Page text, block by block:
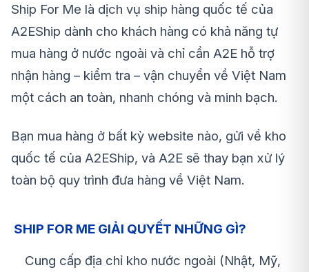
Ship For Me là dịch vụ ship hàng quốc tế của
A2EShip dành cho khách hàng có khả năng tự
mua hàng ở nước ngoài và chỉ cần A2E hỗ trợ
nhận hàng – kiểm tra – vận chuyển về Việt Nam
một cách an toàn, nhanh chóng và minh bạch.
Bạn mua hàng ở bất kỳ website nào, gửi về kho
quốc tế của A2EShip, và A2E sẽ thay bạn xử lý
toàn bộ quy trình đưa hàng về Việt Nam.
SHIP FOR ME GIẢI QUYẾT NHỮNG GÌ?
Cung cấp địa chỉ kho nước ngoài (Nhật, Mỹ,